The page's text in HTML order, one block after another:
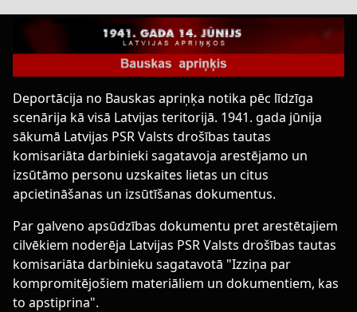
Deportācija no Bauskas apriņķa notika pēc līdzīga
scenārija kā visā Latvijas teritorijā. 1941. gada jūnija
sākumā Latvijas PSR Valsts drošības tautas
komisariāta darbinieki sagatavoja arestējamo un
izsūtāmo personu uzskaites lietas un citus
apcietināšanas un izsūtīšanas dokumentus.
Par galveno apsūdzības dokumentu pret arestētajiem
cilvēkiem noderēja Latvijas PSR Valsts drošības tautas
komisariāta darbinieku sagatavotā "Izziņa par
kompromitējošiem materiāliem un dokumentiem, kas
to apstiprina".